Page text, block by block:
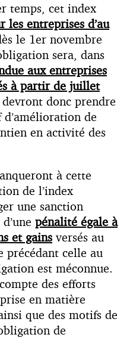
temps, cet index
entreprises d’au
le 1er novembre
sera, dans
aux entreprises
à partir de juillet
donc prendre
de
en activité des
à cette
de l’index
une sanction
pénalité égale à
et gains versés au
précédant celle au
est méconnue.
des efforts
en matière
que des motifs de
de